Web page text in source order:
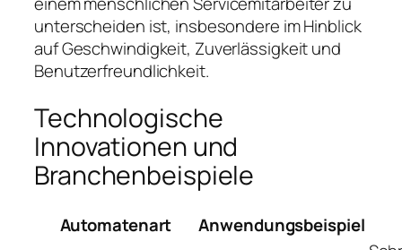
unterscheiden ist, insbesondere im Hinblick
auf Geschwindigkeit, Zuverlässigkeit und
Benutzerfreundlichkeit.
Technologische
Innovationen und
Branchenbeispiele
Automatenart Anwendungsbeispiel